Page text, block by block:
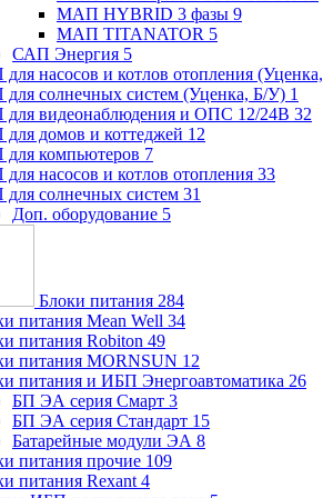
МАП HYBRID 3 фазы 9
МАП TITANATOR 5
САП Энергия 5
насосов и котлов отопления
солнечных систем (Уценка, Б/У) 1
видеонаблюдения и ОПС 12/24В 32
домов и коттеджей 12
компьютеров 7
насосов и котлов отопления 33
солнечных систем 31
Доп. оборудование 5
Блоки питания 284
питания Mean Well 34
питания Robiton 49
питания MORNSUN 12
питания и ИБП Энергоавтоматика 26
БП ЭА серия Смарт 3
БП ЭА серия Стандарт 15
Батарейные модули ЭА 8
питания прочие 109
питания Rexant 4